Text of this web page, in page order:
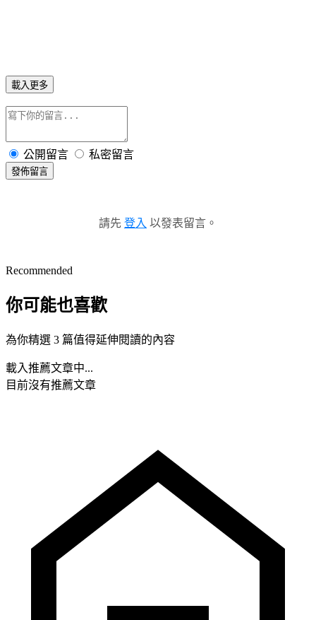
載入更多
公開留言 私密留言
發佈留言
請先 登入 以發表留言。
Recommended
你可能也喜歡
為你精選 3 篇值得延伸閱讀的內容
載入推薦文章中...
目前沒有推薦文章